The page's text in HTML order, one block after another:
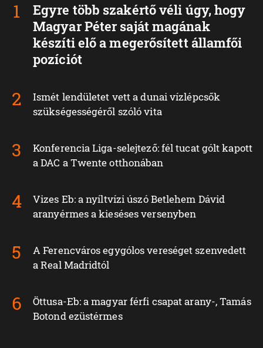
Egyre több szakértő véli úgy, hogy
Magyar Péter saját magának
készíti elő a megerősített államfői
pozíciót
Ismét lendületet vett a dunai vízlépcsők
szükségességéről szóló vita
Konferencia Liga-selejtező: fél tucat gólt kapott
a DAC a Twente otthonában
Vizes Eb: a nyíltvízi úszó Betlehem Dávid
aranyérmes a kieséses versenyben
A Ferencváros egygólos vereséget szenvedett
a Real Madridtól
Öttusa-Eb: a magyar férfi csapat arany-, Tamás
Botond ezüstérmes